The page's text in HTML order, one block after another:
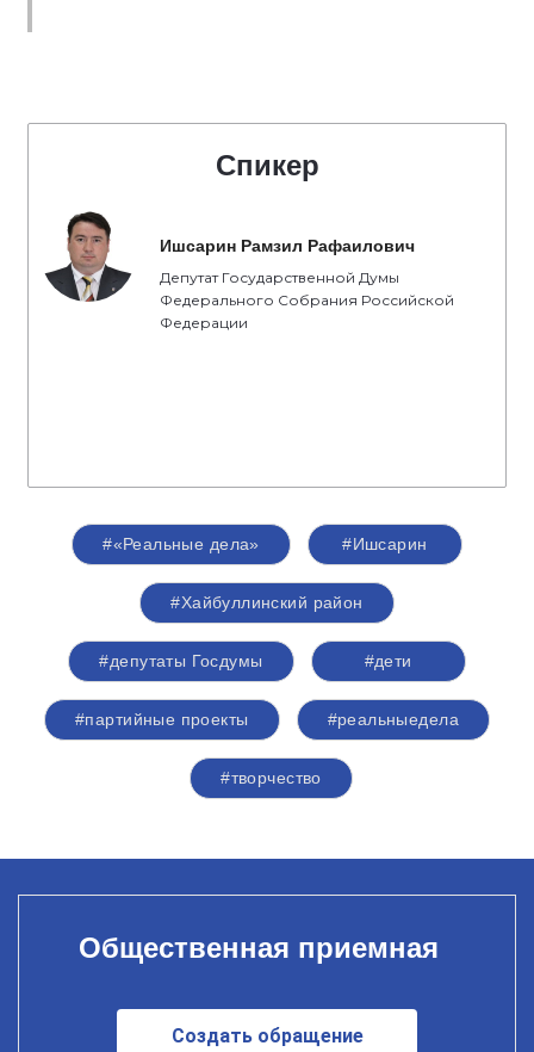
Спикер
Ишсарин Рамзил Рафаилович
Депутат Государственной Думы
Федерального Собрания Российской
Федерации
#«Реальные дела» #Ишсарин
#Хайбуллинский район
#депутаты Госдумы #дети
#партийные проекты #реальныедела
#творчество
Общественная приемная
Создать обращение